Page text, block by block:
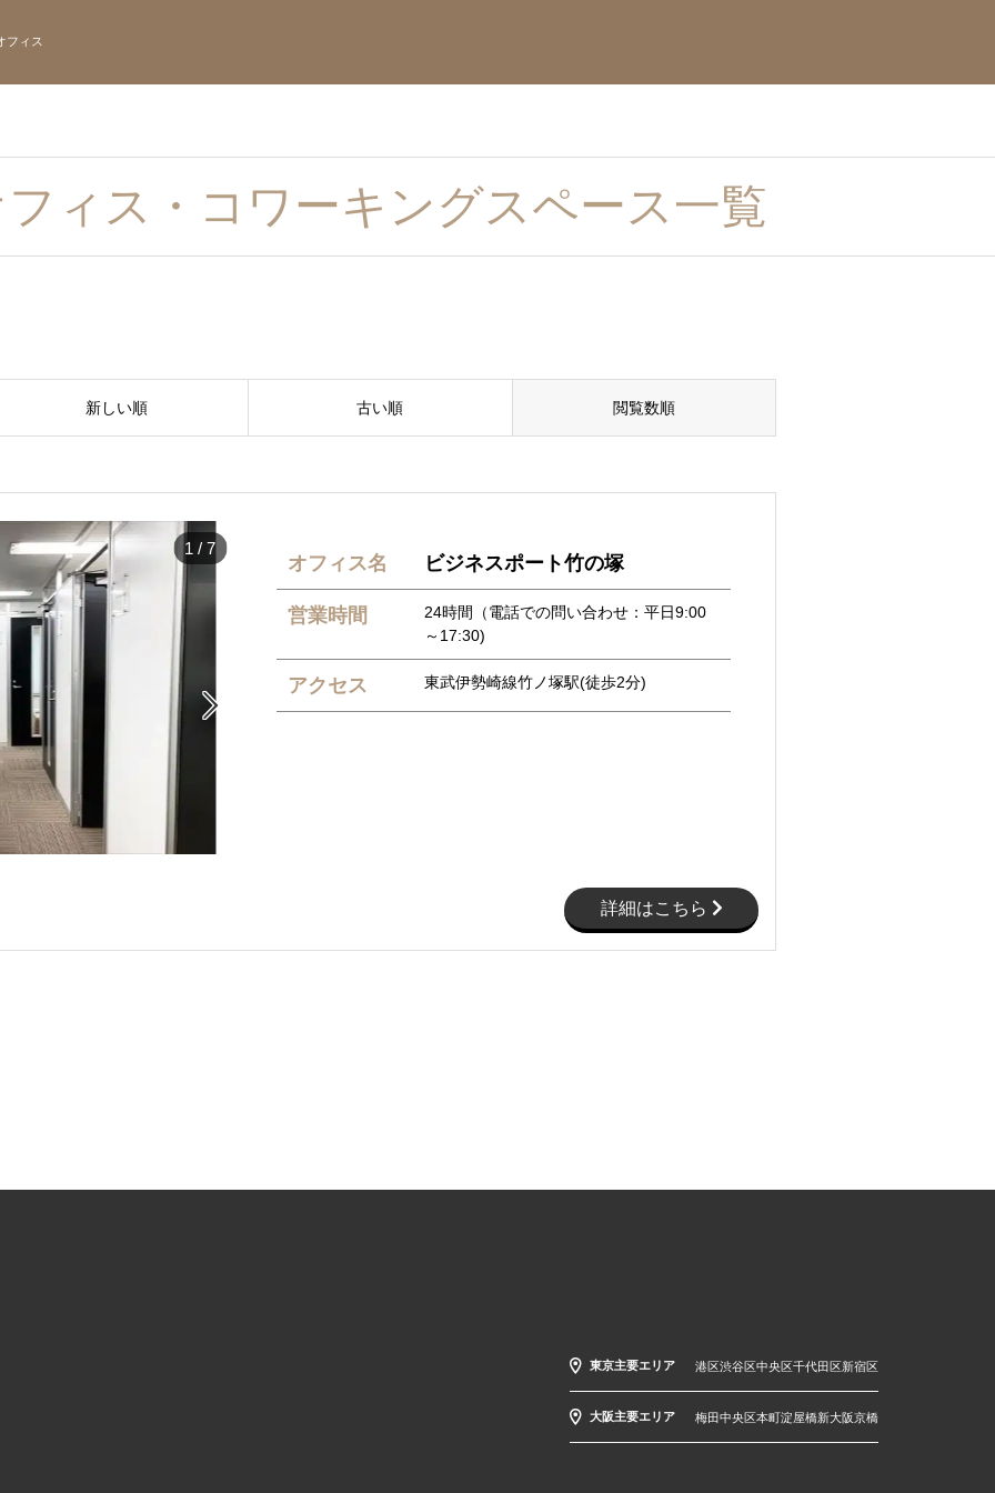
フィス
ィス・コワーキングスペース一覧
新しい順 古い順 閲覧数順

1 / 7
オフィス名 ビジネスポート竹の塚
営業時間
24時間（電話での問い合わせ：平日9:00
～17:30)
アクセス 東武伊勢崎線竹ノ塚駅(徒歩2分)
詳細はこちら
東京主要エリア 港区渋谷区中央区千代田区新宿区
大阪主要エリア 梅田中央区本町淀屋橋新大阪京橋